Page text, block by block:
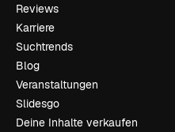
Reviews
Karriere
Suchtrends
Blog
Veranstaltungen
Slidesgo
Deine Inhalte verkaufen